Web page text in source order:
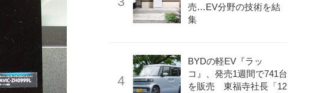
売…EV分野の技術を結
集
BYDの軽EV『ラッ
コ』、発売1週間で741台
を販売 東福寺社長「12